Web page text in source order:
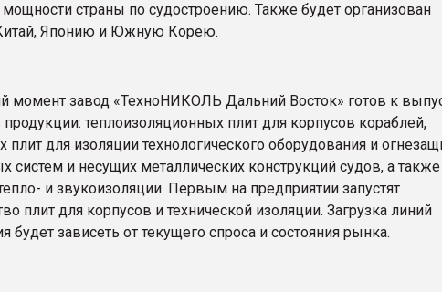
страны по судостроению. Также будет организован
Японию и Южную Корею.
момент завод «ТехноНИКОЛЬ Дальний Восток» готов к
теплоизоляционных плит для корпусов кораблей,
плит для изоляции технологического оборудования и
систем и несущих металлических конструкций судов, а также
и звукоизоляции. Первым на предприятии запустят
плит для корпусов и технической изоляции. Загрузка линий
будет зависеть от текущего спроса и состояния рынка.